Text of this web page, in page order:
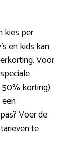
kies per
en kids kan
Voor
korting).
Voer de
te